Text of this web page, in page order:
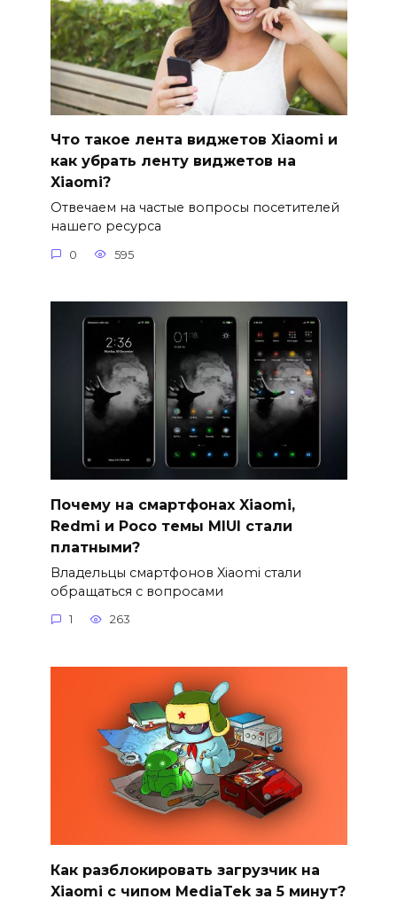
Что такое лента виджетов Xiaomi и
как убрать ленту виджетов на
Xiaomi?
Отвечаем на частые вопросы посетителей
нашего ресурса
0 595
Почему на смартфонах Xiaomi,
Redmi и Poco темы MIUI стали
платными?
Владельцы смартфонов Xiaomi стали
обращаться с вопросами
1 263
Как разблокировать загрузчик на
Xiaomi с чипом MediaTek за 5 минут?